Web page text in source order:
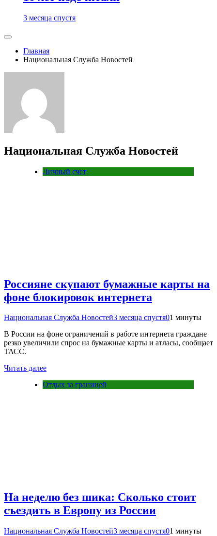
3 месяца спустя
Главная
Национальная Служба Новостей
Национальная Служба Новостей
Личный счет
Россияне скупают бумажные карты на
фоне блокировок интернета
Национальная Служба Новостей3 месяца спустя01 минуты
В России на фоне ограничений в работе интернета граждане
резко увеличили спрос на бумажные карты и атласы, сообщает
ТАСС.
Читать далее
Отдых за границей
На неделю без шика: Сколько стоит
съездить в Европу из России
Национальная Служба Новостей3 месяца спустя01 минуты